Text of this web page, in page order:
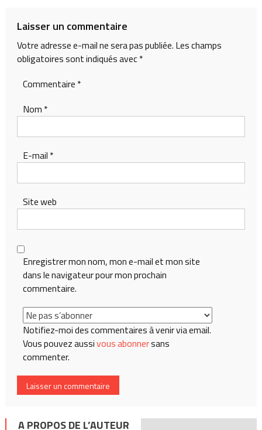
l’article
Laisser un commentaire
Votre adresse e-mail ne sera pas publiée. Les champs
obligatoires sont indiqués avec*
Commentaire *
Nom *
E-mail *
Site web
Enregistrer mon nom, mon e-mail et mon site
dans le navigateur pour mon prochain
commentaire.
Notifiez-moi des commentaires à venir via email.
Vous pouvez aussivous abonnersans
commenter.
A PROPOS DE L’AUTEUR